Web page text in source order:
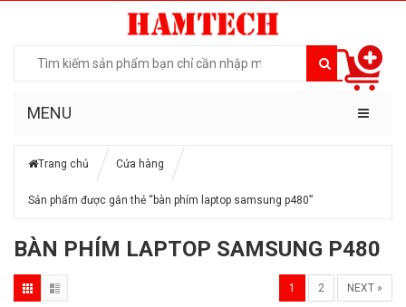
MENU
Trang chủ Cửa hàng
Sản phẩm được gắn thẻ “bàn phím laptop samsung p480”
BÀN PHÍM LAPTOP SAMSUNG P480
1 2 NEXT »